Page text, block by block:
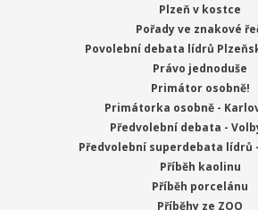
Plzeň v kostce
Pořady ve znakové
Povolební debata lídrů
Právo jednoduše
Primátor osobně!
Primátorka osobně -
Předvolební debata -
Předvolební superdebata lídrů
Příběh kaolinu
Příběh porcelánu
Příběhy ze ZOO